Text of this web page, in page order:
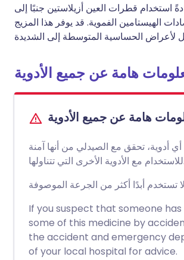
استخدام قطرات العين أزيلاستين جنبًا إلى
الهيستامين الفموية. قد يوفر هذا المزيج
هامة عن جميع الأدوية
هامة عن جميع الأدوية
أدوية، تحقق مع الصيدلي من أنها آمنة
If you suspect that someone
some of this medicine by
the accident and emergency
of your local hospital for advice.